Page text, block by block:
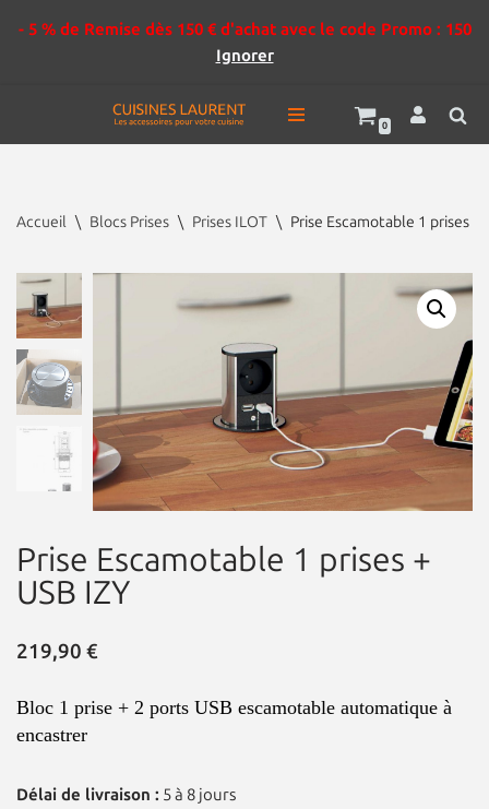
- 5 % de Remise dès 150 € d'achat avec le code Promo : 150
Ignorer
Aller
0
Accueil \ Blocs Prises \ Prises ILOT \ Prise Escamotable 1 prises +
Prise Escamotable 1 prises +
USB IZY
219,90 €
Bloc 1 prise + 2 ports USB escamotable automatique à
encastrer
Délai de livraison : 5 à 8 jours